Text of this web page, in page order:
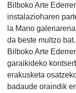
Bilboko Arte
instalazioharen
la Mano
da beste multzo
Bilboko Arte
garaikideko
erakusketa
badaude oraindik